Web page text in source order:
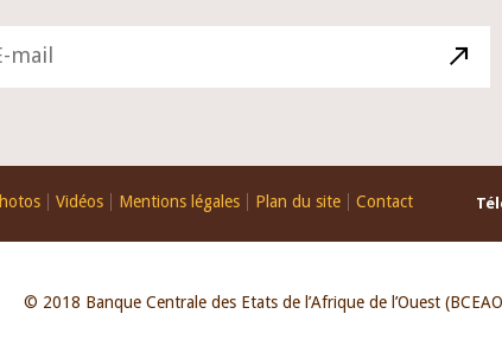
Vidéos Mentions légales Plan du site Contact
© 2018 Banque Centrale des Etats de l’Afrique de l’Ouest